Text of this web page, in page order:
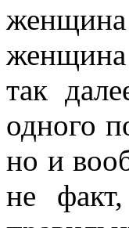
женщина
так
одного
но и
не